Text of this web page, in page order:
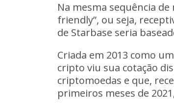
Na mesma sequência
friendly”, ou seja,
de Starbase seria
Criada em 2013 como
cripto viu sua cotação
criptomoedas e que,
primeiros meses de